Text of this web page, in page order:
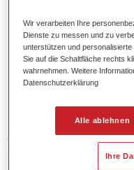
Produktmerkmale
Produktvariante
Artikelnummer
37192600
Wir verarbeiten Ihre
Dienste zu messen und zu
unterstützen und
Sie auf die Schaltfläche rechts
wahrnehmen. Weitere
Datenschutzerklärung
Alle ablehnen
Ihre